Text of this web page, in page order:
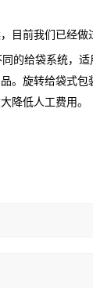
目前我们已经
的给袋系统，
。旋转给袋式包
降低人工费用。